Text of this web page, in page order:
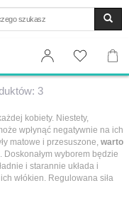
3
kobiety. Niestety,
wpłynąć negatywnie na ich
matowe i przesuszone, warto
. Doskonałym wyborem będzie
i starannie układa i
włókien. Regulowana siła